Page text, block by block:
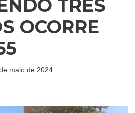
TRÊS
OCORRE
maio de 2024